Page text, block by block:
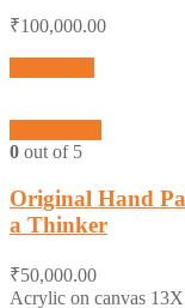
₹100,000.00
0 out of 5
Original Hand
a Thinker
₹50,000.00
Acrylic on canvas